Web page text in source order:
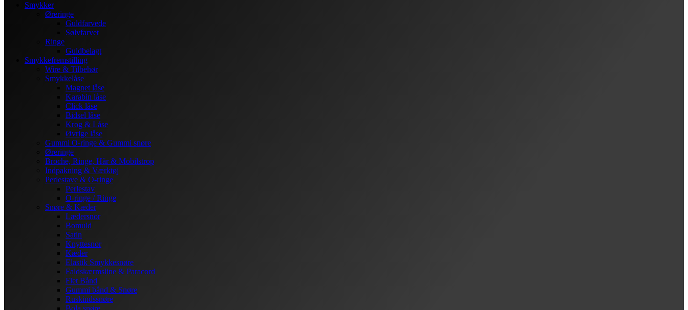
Smykker
Øreringe
Guldfarvede
Sølvfarvet
Ringe
Guldbelagt
Smykkefremstilling
Wire & Tilbehør
Smykkelåse
Magnet låse
Karabin låse
Click låse
Bidsel låse
Krog & Låse
Øvrige låse
Gummi O-ringe & Gummi snøre
Øreringe
Broche, Ringe, Hår & Mobilstrop
Indpakning & Værktøj
Perlestave & O-ringe
Perlestav
O-ringe / Ringe
Snøre & Kæder
Lædersnor
Bomuld
Satin
Knyttesnor
Kæder
Elastik Smykkesnøre
Faldskærmsline & Paracord
Flet Bånd
Gummi bånd & Snøre
Ruskindssnøre
Bola snøre